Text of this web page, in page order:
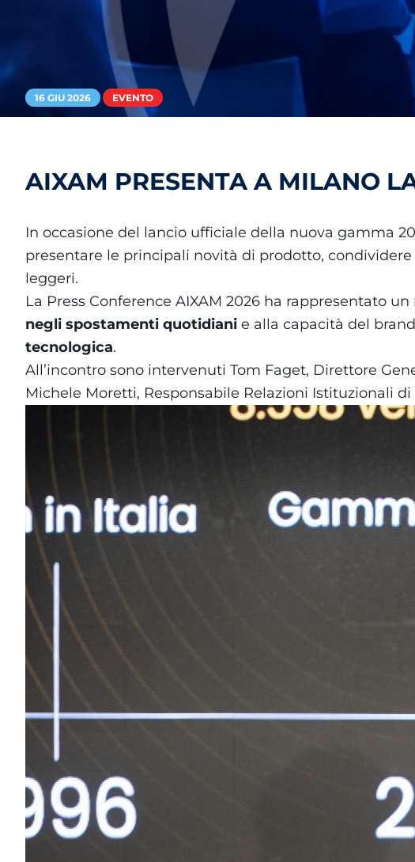
16 GIU 2026 EVENTO
AIXAM PRESENTA A MILANO
In occasione del lancio ufficiale della nuova gamma
presentare le principali novità di prodotto,
leggeri.
La Press Conference AIXAM 2026 ha rappresentato
negli spostamenti quotidiani e alla capacità del
tecnologica.
All’incontro sono intervenuti Tom Faget, Direttore
Michele Moretti, Responsabile Relazioni Istituzionali